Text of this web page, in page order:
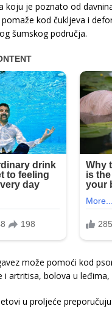
koju je poznato od
kod čukljeva i
šumskog područja.
može pomoći kod
i artritisa, bolova u
u proljeće